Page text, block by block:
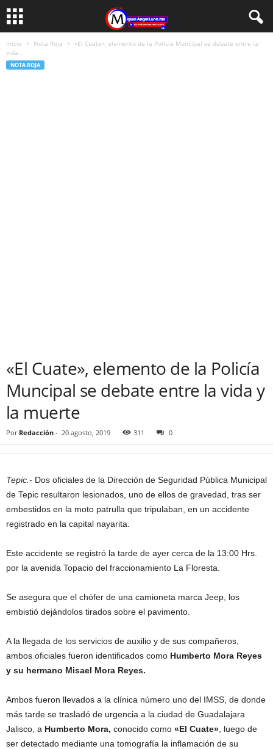
Inicio Nota Roja
«El Cuate», elemento de la Policía Muncipal se debate entre la
vida...
NOTA ROJA
«El Cuate», elemento de la Policía
Muncipal se debate entre la vida y
la muerte
Por Redacción - 20 agosto, 2019 311 0
Tepic.- Dos oficiales de la Dirección de Seguridad Pública Municipal
de Tepic resultaron lesionados, uno de ellos de gravedad, tras ser
embestidos en la moto patrulla que tripulaban, en un accidente
registrado en la capital nayarita.
Este accidente se registró la tarde de ayer cerca de la 13:00 Hrs.
por la avenida Topacio del fraccionamiento La Floresta.
Se asegura que el chófer de una camioneta marca Jeep, los
embistió dejándolos tirados sobre el pavimento.
A la llegada de los servicios de auxilio y de sus compañeros,
ambos oficiales fueron identificados como Humberto Mora Reyes
y su hermano Misael Mora Reyes.
Ambos fueron llevados a la clínica número uno del IMSS, de donde
más tarde se trasladó de urgencia a la ciudad de Guadalajara
Jalisco, a Humberto Mora, conocido como «El Cuate» , luego de
ser detectado mediante una tomografía la inflamación de su